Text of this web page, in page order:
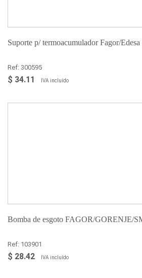
Suporte p/ termoacumulador Fagor/
Ref: 300595
$ 34.11 IVA incluído
Bomba de esgoto FAGOR/GORENJE/
Ref: 103901
$ 28.42 IVA incluído